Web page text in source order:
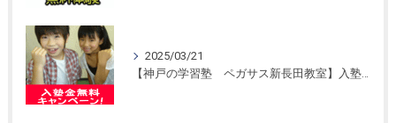
2025/03/21
【神戸の学習塾 ペガサス新長田教室】入塾金無料キャンペーン！